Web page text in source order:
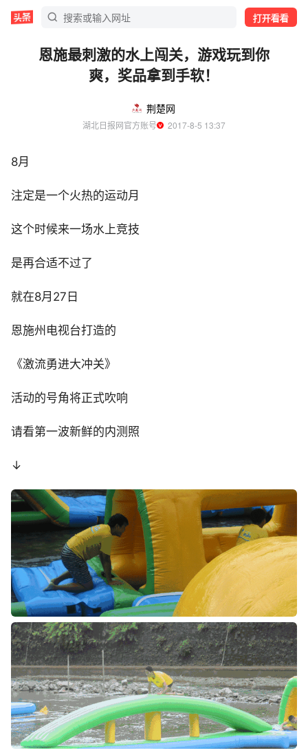
打开看看
恩施最刺激的水上闯关，游戏玩到你
爽，奖品拿到手软！
荆楚网
湖北日报网官方账号
  2017-8-5 13:37
8月
注定是一个火热的运动月
这个时候来一场水上竞技
是再合适不过了
就在8月27日
恩施州电视台打造的
《激流勇进大冲关》
活动的号角将正式吹响
请看第一波新鲜的内测照
↓